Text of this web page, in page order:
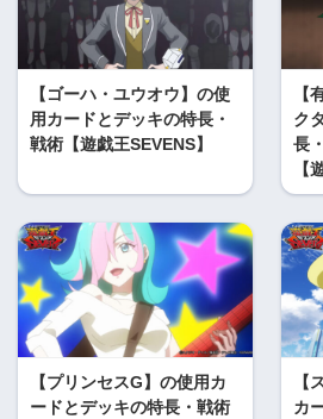
【ゴーハ・ユウオウ】の使
用カードとデッキの特長・
戦術【遊戯王SEVENS】
【
ク
長
【
【プリンセスG】の使用カ
ードとデッキの特長・戦術
【
カ